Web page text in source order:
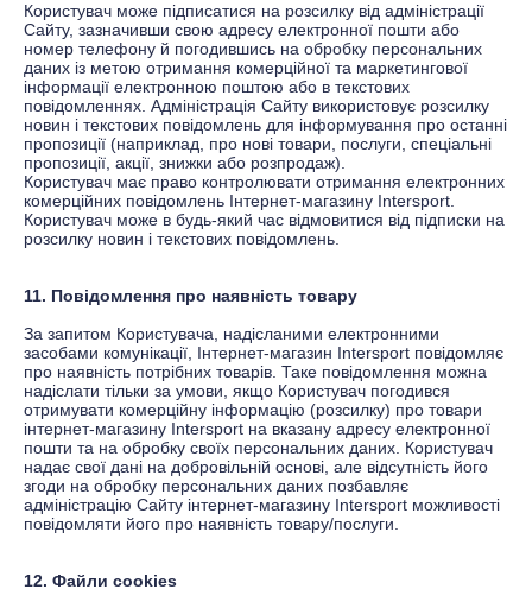
Користувач може підписатися на розсилку від адміністрації
Сайту, зазначивши свою адресу електронної пошти або
номер телефону й погодившись на обробку персональних
даних із метою отримання комерційної та маркетингової
інформації електронною поштою або в текстових
повідомленнях. Адміністрація Сайту використовує розсилку
новин і текстових повідомлень для інформування про останні
пропозиції (наприклад, про нові товари, послуги, спеціальні
пропозиції, акції, знижки або розпродаж).
Користувач має право контролювати отримання електронних
комерційних повідомлень Інтернет-магазину Intersport
Користувач може в будь-який час відмовитися від підписки на
розсилку новин і текстових повідомлень.
11. Повідомлення про наявність товару
За запитом Користувача, надісланими електронними
засобами комунікації, Інтернет-магазин Intersport повідомляє
про наявність потрібних товарів. Таке повідомлення можна
надіслати тільки за умови, якщо Користувач погодився
отримувати комерційну інформацію (розсилку) про товари
інтернет-магазину Intersport на вказану адресу електронної
пошти та на обробку своїх персональних даних. Користувач
надає свої дані на добровільній основі, але відсутність його
згоди на обробку персональних даних позбавляє
адміністрацію Сайту інтернет-магазину Intersport можливості
повідомляти його про наявність товару/послуги.
12. Файли cookies